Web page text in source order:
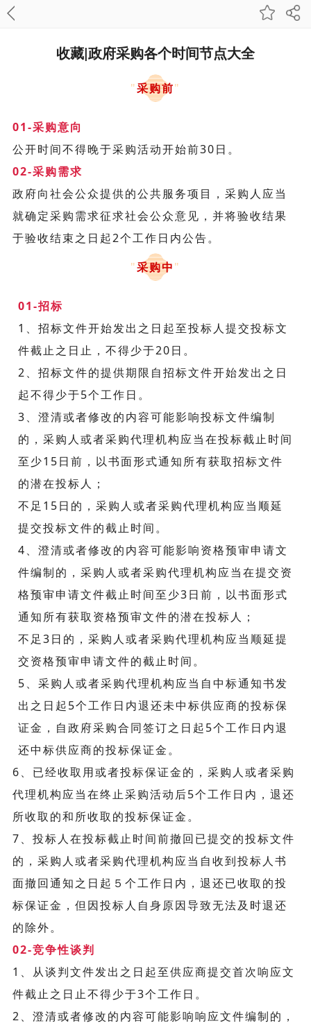
收藏|政府采购各个时间节点大全
"采购前"
01-采购意向
公开时间不得晚于采购活动开始前30日。
02-采购需求
政府向社会公众提供的公共服务项目，采购人应当
就确定采购需求征求社会公众意见，并将验收结果
于验收结束之日起2个工作日内公告。
"采购中"
01-招标
1、招标文件开始发出之日起至投标人提交投标文
件截止之日止，不得少于20日。
2、招标文件的提供期限自招标文件开始发出之日
起不得少于5个工作日。
3、澄清或者修改的内容可能影响投标文件编制
的，采购人或者采购代理机构应当在投标截止时间
至少15日前，以书面形式通知所有获取招标文件
的潜在投标人；
不足15日的，采购人或者采购代理机构应当顺延
提交投标文件的截止时间。
4、澄清或者修改的内容可能影响资格预审申请文
件编制的，采购人或者采购代理机构应当在提交资
格预审申请文件截止时间至少3日前，以书面形式
通知所有获取资格预审文件的潜在投标人；
不足3日的，采购人或者采购代理机构应当顺延提
交资格预审申请文件的截止时间。
5、采购人或者采购代理机构应当自中标通知书发
出之日起5个工作日内退还未中标供应商的投标保
证金，自政府采购合同签订之日起5个工作日内退
还中标供应商的投标保证金。
6、已经收取用或者投标保证金的，采购人或者采购
代理机构应当在终止采购活动后5个工作日内，退还
所收取的和所收取的投标保证金。
7、投标人在投标截止时间前撤回已提交的投标文件
的，采购人或者采购代理机构应当自收到投标人书
面撤回通知之日起５个工作日内，退还已收取的投
标保证金，但因投标人自身原因导致无法及时退还
的除外。
02-竞争性谈判
1、从谈判文件发出之日起至供应商提交首次响应文
件截止之日止不得少于3个工作日。
2、澄清或者修改的内容可能影响响应文件编制的，